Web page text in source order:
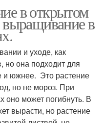
в открытом
в
и уходе, как
но она подходит для
и южнее. Это растение
но не мороз. При
оно может погибнуть. В
вырасти, но растение